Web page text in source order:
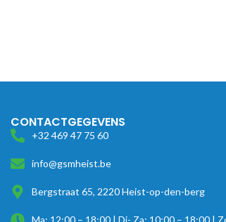
CONTACTGEGEVENS
+32 469 47 75 60
info@gsmheist.be
Bergstraat 65, 2220 Heist-op-den-berg
Ma: 12:00 – 18:00 | Di- Za: 10:00 – 18:00 |